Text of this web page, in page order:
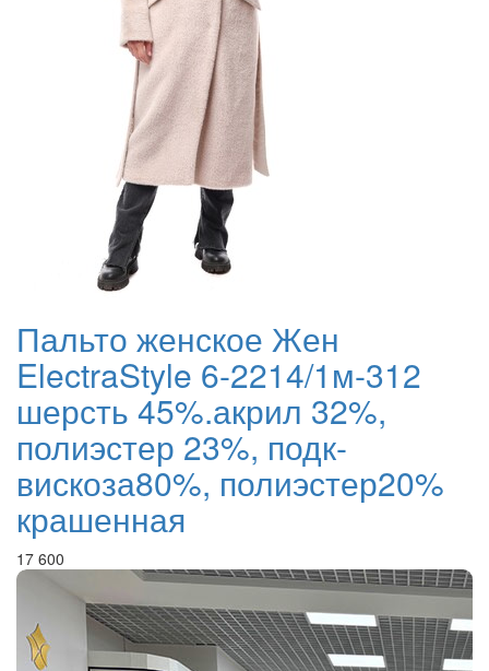
Пальто женское Жен
ElectraStyle 6-2214/1м-312
шерсть 45%.акрил 32%,
полиэстер 23%, подк-
вискоза80%, полиэстер20%
крашенная
17 600